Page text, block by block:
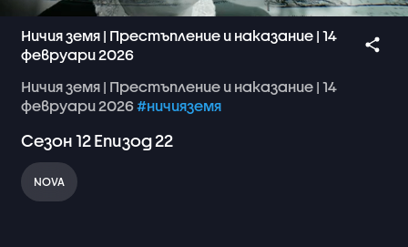
Ничия земя | Престъпление и наказание | 14
февруари 2026
Ничияземя | Престъпление и наказание | 14
февруари 2026#ничияземя
Сезон 12Епизод22
NOVA